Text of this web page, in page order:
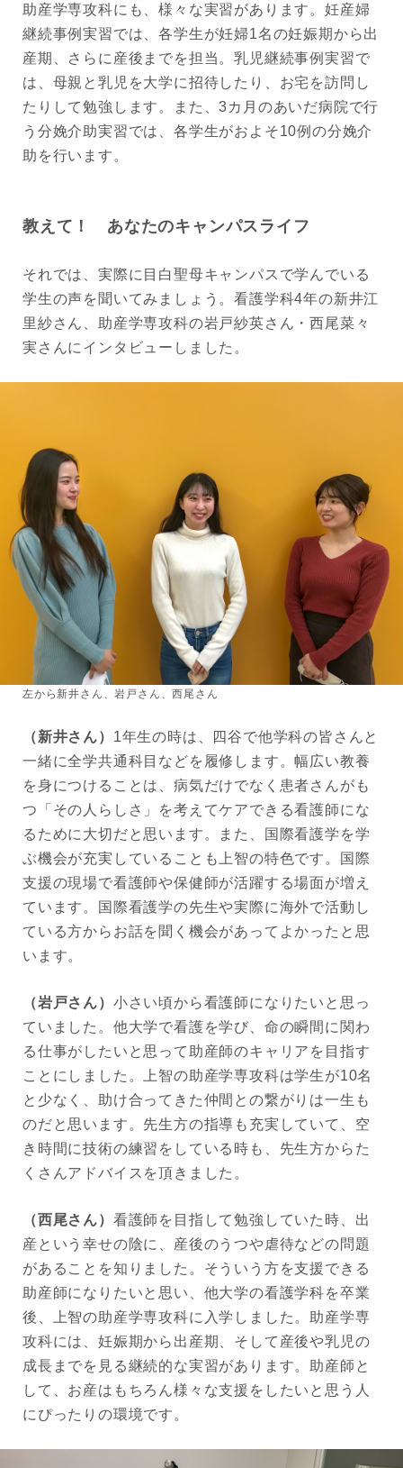
助産学専攻科にも、様々な実習があります。妊産婦
継続事例実習では、各学生が妊婦1名の妊娠期から出
産期、さらに産後までを担当。乳児継続事例実習で
は、母親と乳児を大学に招待したり、お宅を訪問し
たりして勉強します。また、3カ月のあいだ病院で行
う分娩介助実習では、各学生がおよそ10例の分娩介
助を行います。
教えて！ あなたのキャンパスライフ
それでは、実際に目白聖母キャンパスで学んでいる
学生の声を聞いてみましょう。看護学科4年の新井江
里紗さん、助産学専攻科の岩戸紗英さん・西尾菜々
実さんにインタビューしました。
左から新井さん、岩戸さん、西尾さん
（新井さん） 1年生の時は、四谷で他学科の皆さんと
一緒に全学共通科目などを履修します。幅広い教養
を身につけることは、病気だけでなく患者さんがも
つ「その人らしさ」を考えてケアできる看護師にな
るために大切だと思います。また、国際看護学を学
ぶ機会が充実していることも上智の特色です。国際
支援の現場で看護師や保健師が活躍する場面が増え
ています。国際看護学の先生や実際に海外で活動し
ている方からお話を聞く機会があってよかったと思
います。
（岩戸さん） 小さい頃から看護師になりたいと思っ
ていました。他大学で看護を学び、命の瞬間に関わ
る仕事がしたいと思って助産師のキャリアを目指す
ことにしました。上智の助産学専攻科は学生が10名
と少なく、助け合ってきた仲間との繋がりは一生も
のだと思います。先生方の指導も充実していて、空
き時間に技術の練習をしている時も、先生方からた
くさんアドバイスを頂きました。
（西尾さん） 看護師を目指して勉強していた時、出
産という幸せの陰に、産後のうつや虐待などの問題
があることを知りました。そういう方を支援できる
助産師になりたいと思い、他大学の看護学科を卒業
後、上智の助産学専攻科に入学しました。助産学専
攻科には、妊娠期から出産期、そして産後や乳児の
成長までを見る継続的な実習があります。助産師と
して、お産はもちろん様々な支援をしたいと思う人
にぴったりの環境です。